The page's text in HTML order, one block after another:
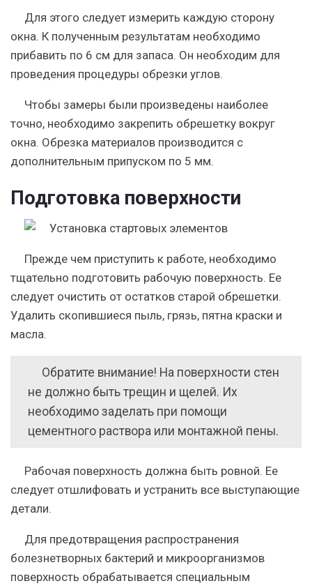
Для этого следует измерить каждую сторону
окна. К полученным результатам необходимо
прибавить по 6 см для запаса. Он необходим для
проведения процедуры обрезки углов.
Чтобы замеры были произведены наиболее
точно, необходимо закрепить обрешетку вокруг
окна. Обрезка материалов производится с
дополнительным припуском по 5 мм.
Подготовка поверхности
Прежде чем приступить к работе, необходимо
тщательно подготовить рабочую поверхность. Ее
следует очистить от остатков старой обрешетки.
Удалить скопившиеся пыль, грязь, пятна краски и
масла.
Обратите внимание! На поверхности стен
не должно быть трещин и щелей. Их
необходимо заделать при помощи
цементного раствора или монтажной пены.
Рабочая поверхность должна быть ровной. Ее
следует отшлифовать и устранить все выступающие
детали.
Для предотвращения распространения
болезнетворных бактерий и микроорганизмов
поверхность обрабатывается специальным